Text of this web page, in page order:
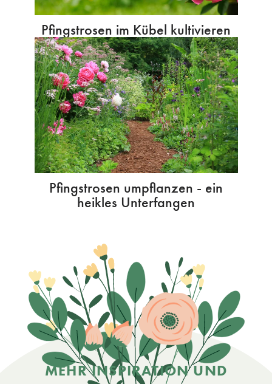
Pfingstrosen im Kübel kultivieren
Pfingstrosen umpflanzen - ein
heikles Unterfangen
MEHR INSPIRATION UND